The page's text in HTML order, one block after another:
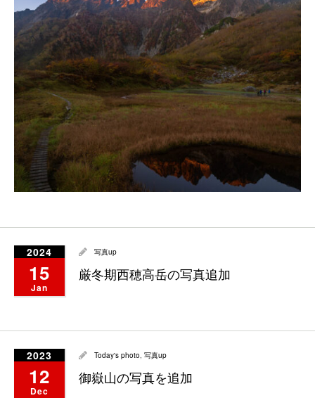
2024
15
Jan
写真up
厳冬期西穂高岳の写真追加
2023
12
Dec
Today's photo, 写真up
御嶽山の写真を追加